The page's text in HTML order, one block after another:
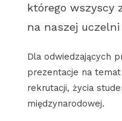
którego wszyscy
na naszej
Dla odwiedzających
prezentacje na
rekrutacji, życia
międzynarodowej.